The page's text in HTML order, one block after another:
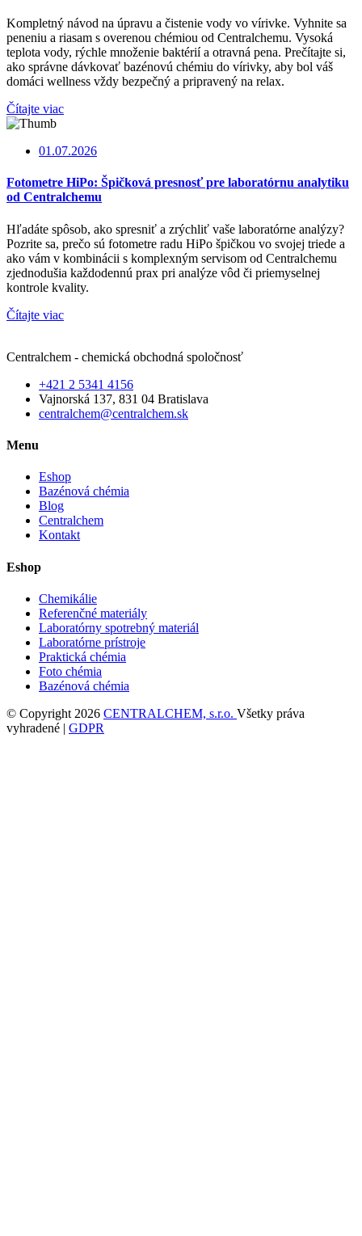
Kompletný návod na úpravu a čistenie vody vo vírivke. Vyhnite sa
peneniu a riasam s overenou chémiou od Centralchemu. Vysoká
teplota vody, rýchle množenie baktérií a otravná pena. Prečítajte si,
ako správne dávkovať bazénovú chémiu do vírivky, aby bol váš
domáci wellness vždy bezpečný a pripravený na relax.
Čítajte viac
01.07.2026
Fotometre HiPo: Špičková presnosť pre laboratórnu analytiku
od Centralchemu
Hľadáte spôsob, ako spresniť a zrýchliť vaše laboratórne analýzy?
Pozrite sa, prečo sú fotometre radu HiPo špičkou vo svojej triede a
ako vám v kombinácii s komplexným servisom od Centralchemu
zjednodušia každodennú prax pri analýze vôd či priemyselnej
kontrole kvality.
Čítajte viac
Centralchem - chemická obchodná spoločnosť
+421 2 5341 4156
Vajnorská 137, 831 04 Bratislava
centralchem@centralchem.sk
Menu
Eshop
Bazénová chémia
Blog
Centralchem
Kontakt
Eshop
Chemikálie
Referenčné materiály
Laboratórny spotrebný materiál
Laboratórne prístroje
Praktická chémia
Foto chémia
Bazénová chémia
© Copyright 2026 CENTRALCHEM, s.r.o. Všetky práva
vyhradené | GDPR